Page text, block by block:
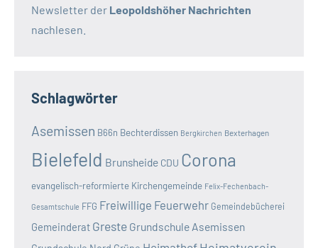
Newsletter der Leopoldshöher Nachrichten
nachlesen.
Schlagwörter
Asemissen B66n Bechterdissen Bergkirchen Bexterhagen
Bielefeld Brunsheide CDU Corona
evangelisch-reformierte Kirchengemeinde Felix-Fechenbach-
Gesamtschule FFG Freiwillige Feuerwehr Gemeindebücherei
Gemeinderat Greste Grundschule Asemissen